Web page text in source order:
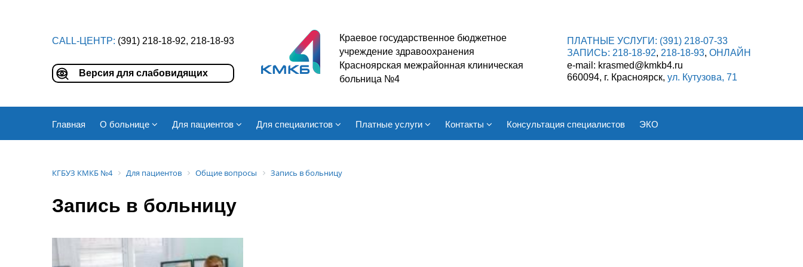
CALL-ЦЕНТР: (391) 218-18-92, 218-18-93
Версия для слабовидящих
Краевое государственное бюджетное
учреждение здравоохранения
Красноярская межрайонная клиническая
больница №4
ПЛАТНЫЕ УСЛУГИ: (391) 218-07-33
ЗАПИСЬ: 218-18-92, 218-18-93, ОНЛАЙН
e-mail: krasmed@kmkb4.ru
660094, г. Красноярск, ул. Кутузова, 71
Главная О больнице Для пациентов Для специалистов Платные услуги Контакты Консультация специалистов ЭКО
КГБУЗ КМКБ №4 Для пациентов Общие вопросы Запись в больницу
Запись в больницу